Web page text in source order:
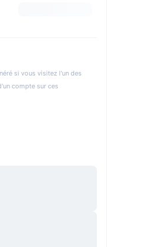
si vous visitez l'un des
compte sur ces